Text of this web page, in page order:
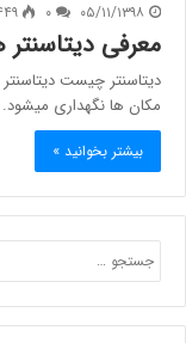
۰۵/۱۱/۱۳۹۸
معرفی دیتاسنتر
دیتاسنتر چیست
مکان ها نگهداری میشود.
بیشتر بخوانید »